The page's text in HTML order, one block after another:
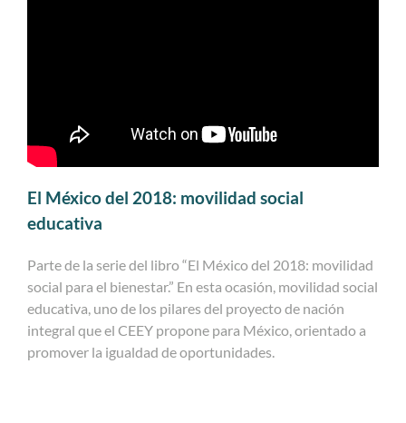
El México del 2018: movilidad social
educativa
Parte de la serie del libro “El México del 2018: movilidad
social para el bienestar.” En esta ocasión, movilidad social
educativa, uno de los pilares del proyecto de nación
integral que el CEEY propone para México, orientado a
promover la igualdad de oportunidades.